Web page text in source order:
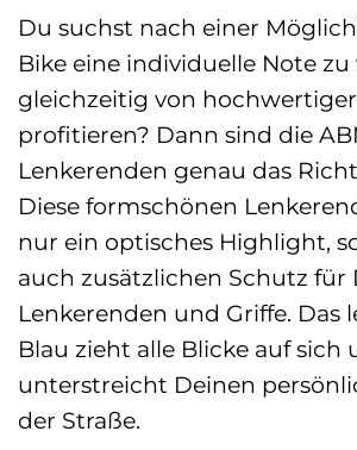
Du suchst nach einer
Bike eine individuelle Note
gleichzeitig von
profitieren? Dann sind die
Lenkerenden genau das
Diese formschönen
nur ein optisches Highlight,
auch zusätzlichen Schutz für
Lenkerenden und Griffe. Das
Blau zieht alle Blicke auf sich
unterstreicht Deinen
der Straße.